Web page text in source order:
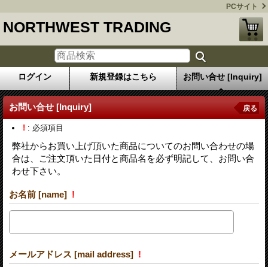
PCサイト
NORTHWEST TRADING
ログイン 新規登録はこちら お問い合せ [Inquiry]
お問い合せ [Inquiry] 戻る
! : 必須項目
弊社からお買い上げ頂いた商品についてのお問い合わせの場
合は、ご注文頂いた日付と商品名を必ず明記して、お問い合
わせ下さい。
お名前 [name] !
メールアドレス [mail address] !